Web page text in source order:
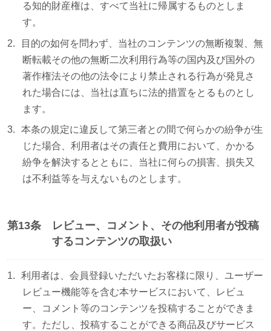
る知的財産権は、すべて当社に帰属するものとしま
す。
目的の如何を問わず、当社のコンテンツの無断複製、無
断転載その他の無断二次利用行為等の国内及び国外の
著作権法その他の法令により禁止される行為が発見さ
れた場合には、当社は直ちに法的措置をとるものとし
ます。
本条の規定に違反して第三者との間で何らかの紛争が生
じた場合、利用者はその責任と費用において、かかる
紛争を解決するとともに、当社に何らの損害、損失又
は不利益等を与えないものとします。
第13条
レビュー、コメント、その他利用者が投稿
するコンテンツの取扱い
利用者は、会員登録いただいたお客様に限り、ユーザー
レビュー機能等を含む本サービスにおいて、レビュ
ー、コメント等のコンテンツを投稿することができま
す。ただし、投稿することができる商品及びサービス